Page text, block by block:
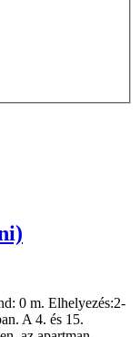
0 m. Elhelyezés:2-
A 4. és 15.